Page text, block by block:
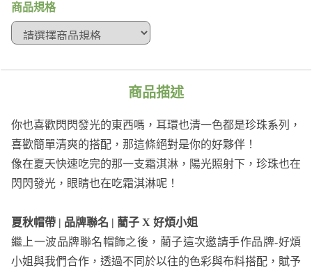
商品規格
商品描述
你也喜歡閃閃發光的東西嗎，耳環也清一色都是珍珠系列，
喜歡簡單清爽的搭配，那這條絕對是你的好夥伴！
像在夏天快速吃完的那一支霜淇淋，陽光照射下，珍珠也在
閃閃發光，眼睛也在吃霜淇淋呢！
夏秋帽帶 | 品牌聯名 | 藺子 X 好煩小姐
繼上一波品牌聯名帽飾之後，藺子這次邀請手作品牌-好煩
小姐與我們合作，透過不同於以往的色彩與布料搭配，賦予